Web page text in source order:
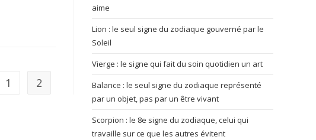
previous page
1 2
aime
Lion : le seul signe du zodiaque gouverné par le
Soleil
Vierge : le signe qui fait du soin quotidien un art
Balance : le seul signe du zodiaque représenté
par un objet, pas par un être vivant
Scorpion : le 8e signe du zodiaque, celui qui
travaille sur ce que les autres évitent